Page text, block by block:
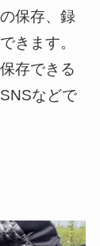
保存、録
きます。
存できる
などで